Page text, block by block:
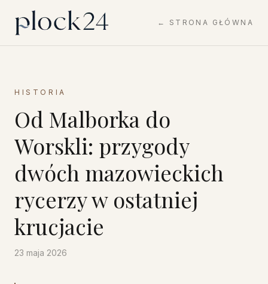
← STRONA GŁÓWNA
HISTORIA
Od Malborka do
Worskli: przygody
dwóch mazowieckich
rycerzy w ostatniej
krucjacie
23 maja 2026